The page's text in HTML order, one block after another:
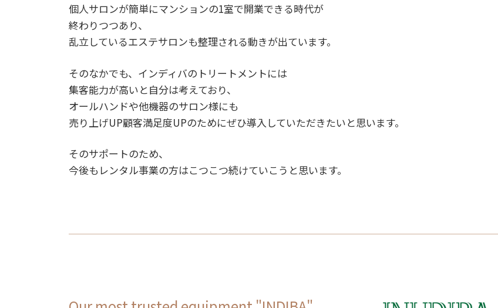
個人サロンが簡単にマンションの1室で開業できる時代が
終わりつつあり、
乱立しているエステサロンも整理される動きが出ています。
そのなかでも、インディバのトリートメントには
集客能力が高いと自分は考えており、
オールハンドや他機器のサロン様にも
売り上げUP顧客満足度UPのためにぜひ導入していただきたいと思います。
そのサポートのため、
今後もレンタル事業の方はこつこつ続けていこうと思います。